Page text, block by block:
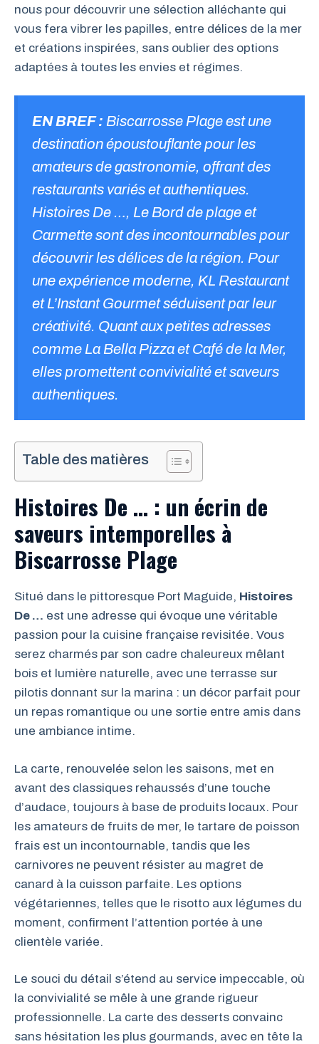
nous pour découvrir une sélection alléchante qui
vous fera vibrer les papilles, entre délices de la mer
et créations inspirées, sans oublier des options
adaptées à toutes les envies et régimes.
EN BREF : Biscarrosse Plage est une
destination époustouflante pour les
amateurs de gastronomie, offrant des
restaurants variés et authentiques.
Histoires De …, Le Bord de plage et
Carmette sont des incontournables pour
découvrir les délices de la région. Pour
une expérience moderne, KL Restaurant
et L’Instant Gourmet séduisent par leur
créativité. Quant aux petites adresses
comme La Bella Pizza et Café de la Mer,
elles promettent convivialité et saveurs
authentiques.
Table des matières
Histoires De … : un écrin de
saveurs intemporelles à
Biscarrosse Plage
Situé dans le pittoresque Port Maguide, Histoires
De … est une adresse qui évoque une véritable
passion pour la cuisine française revisitée. Vous
serez charmés par son cadre chaleureux mêlant
bois et lumière naturelle, avec une terrasse sur
pilotis donnant sur la marina : un décor parfait pour
un repas romantique ou une sortie entre amis dans
une ambiance intime.
La carte, renouvelée selon les saisons, met en
avant des classiques rehaussés d’une touche
d’audace, toujours à base de produits locaux. Pour
les amateurs de fruits de mer, le tartare de poisson
frais est un incontournable, tandis que les
carnivores ne peuvent résister au magret de
canard à la cuisson parfaite. Les options
végétariennes, telles que le risotto aux légumes du
moment, confirment l’attention portée à une
clientèle variée.
Le souci du détail s’étend au service impeccable, où
la convivialité se mêle à une grande rigueur
professionnelle. La carte des desserts convainc
sans hésitation les plus gourmands, avec en tête la